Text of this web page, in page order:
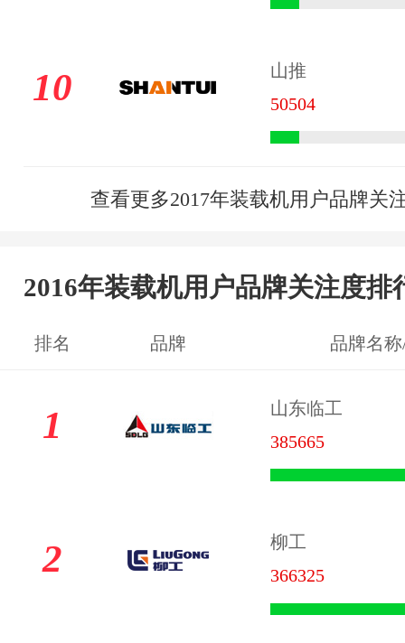
10
山推
50504
查看更多2017年装载机用户品牌关
2016年装载机用户品牌关注度排
排名 品牌 品牌名
1
山东临工
385665
2
柳工
366325